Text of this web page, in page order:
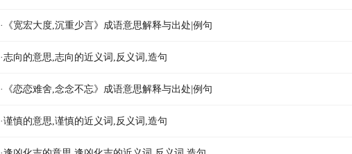
·《宽宏大度,沉重少言》成语意思解释与出处|例句
·志向的意思,志向的近义词,反义词,造句
·《恋恋难舍,念念不忘》成语意思解释与出处|例句
·谨慎的意思,谨慎的近义词,反义词,造句